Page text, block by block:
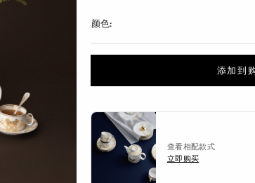
颜色:
添加到
查看相配款式
立即购买